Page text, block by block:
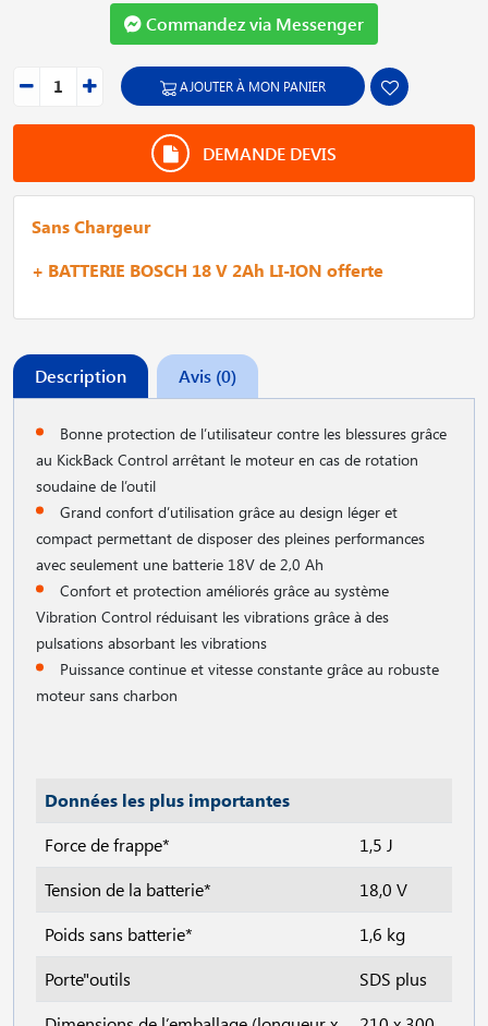
Commandez via Messenger
AJOUTER À MON PANIER
DEMANDE DEVIS
Sans Chargeur
+ BATTERIE BOSCH 18 V 2Ah LI-ION offerte
Description Avis (0)
Bonne protection de l’utilisateur contre les blessures grâce
au KickBack Control arrêtant le moteur en cas de rotation
soudaine de l’outil
Grand confort d’utilisation grâce au design léger et
compact permettant de disposer des pleines performances
avec seulement une batterie 18V de 2,0 Ah
Confort et protection améliorés grâce au système
Vibration Control réduisant les vibrations grâce à des
pulsations absorbant les vibrations
Puissance continue et vitesse constante grâce au robuste
moteur sans charbon
Données les plus importantes
Force de frappe*
1,5 J
Tension de la batterie*
18,0 V
Poids sans batterie*
1,6 kg
Porte"outils
SDS plus